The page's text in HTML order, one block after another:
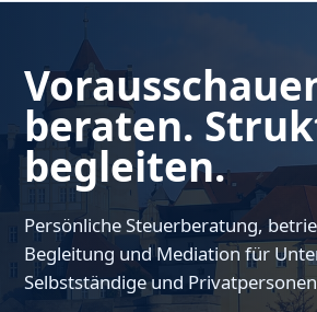
beraten.
begleiten.
Persönliche Steuerberatung,
Begleitung und Mediation für
Selbstständige und